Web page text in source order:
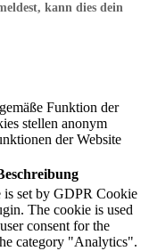
kann dies dein
Funktion der
stellen anonym
der Website
is set by GDPR Cookie
The cookie is used
consent for the
category "Analytics".